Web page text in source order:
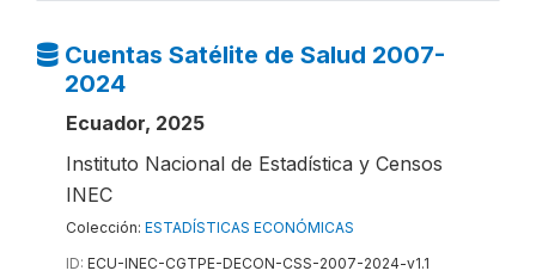
Cuentas Satélite de Salud 2007-
2024
Ecuador, 2025
Instituto Nacional de Estadística y Censos
INEC
Colección: ESTADÍSTICAS ECONÓMICAS
ID: ECU-INEC-CGTPE-DECON-CSS-2007-2024-v1.1